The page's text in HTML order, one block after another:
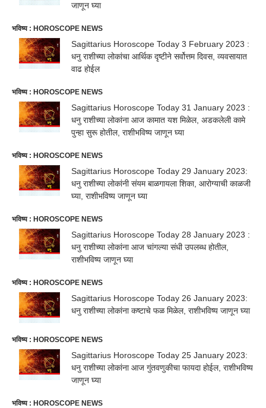
जाणून घ्या
भविष्य : HOROSCOPE NEWS
Sagittarius Horoscope Today 3 February 2023 :
धनु राशीच्या लोकांचा आर्थिक दृष्टीने सर्वोत्तम दिवस, व्यवसायात
वाढ होईल
भविष्य : HOROSCOPE NEWS
Sagittarius Horoscope Today 31 January 2023 :
धनु राशीच्या लोकांना आज कामात यश मिळेल, अडकलेली कामे
पुन्हा सुरू होतील, राशीभविष्य जाणून घ्या
भविष्य : HOROSCOPE NEWS
Sagittarius Horoscope Today 29 January 2023:
धनु राशीच्या लोकांनी संयम बाळगायला शिका, आरोग्याची काळजी
घ्या, राशीभविष्य जाणून घ्या
भविष्य : HOROSCOPE NEWS
Sagittarius Horoscope Today 28 January 2023 :
धनु राशीच्या लोकांना आज चांगल्या संधी उपलब्ध होतील,
राशीभविष्य जाणून घ्या
भविष्य : HOROSCOPE NEWS
Sagittarius Horoscope Today 26 January 2023:
धनु राशीच्या लोकांना कष्टाचे फळ मिळेल, राशीभविष्य जाणून घ्या
भविष्य : HOROSCOPE NEWS
Sagittarius Horoscope Today 25 January 2023:
धनु राशीच्या लोकांना आज गुंतवणुकीचा फायदा होईल, राशीभविष्य
जाणून घ्या
भविष्य : HOROSCOPE NEWS